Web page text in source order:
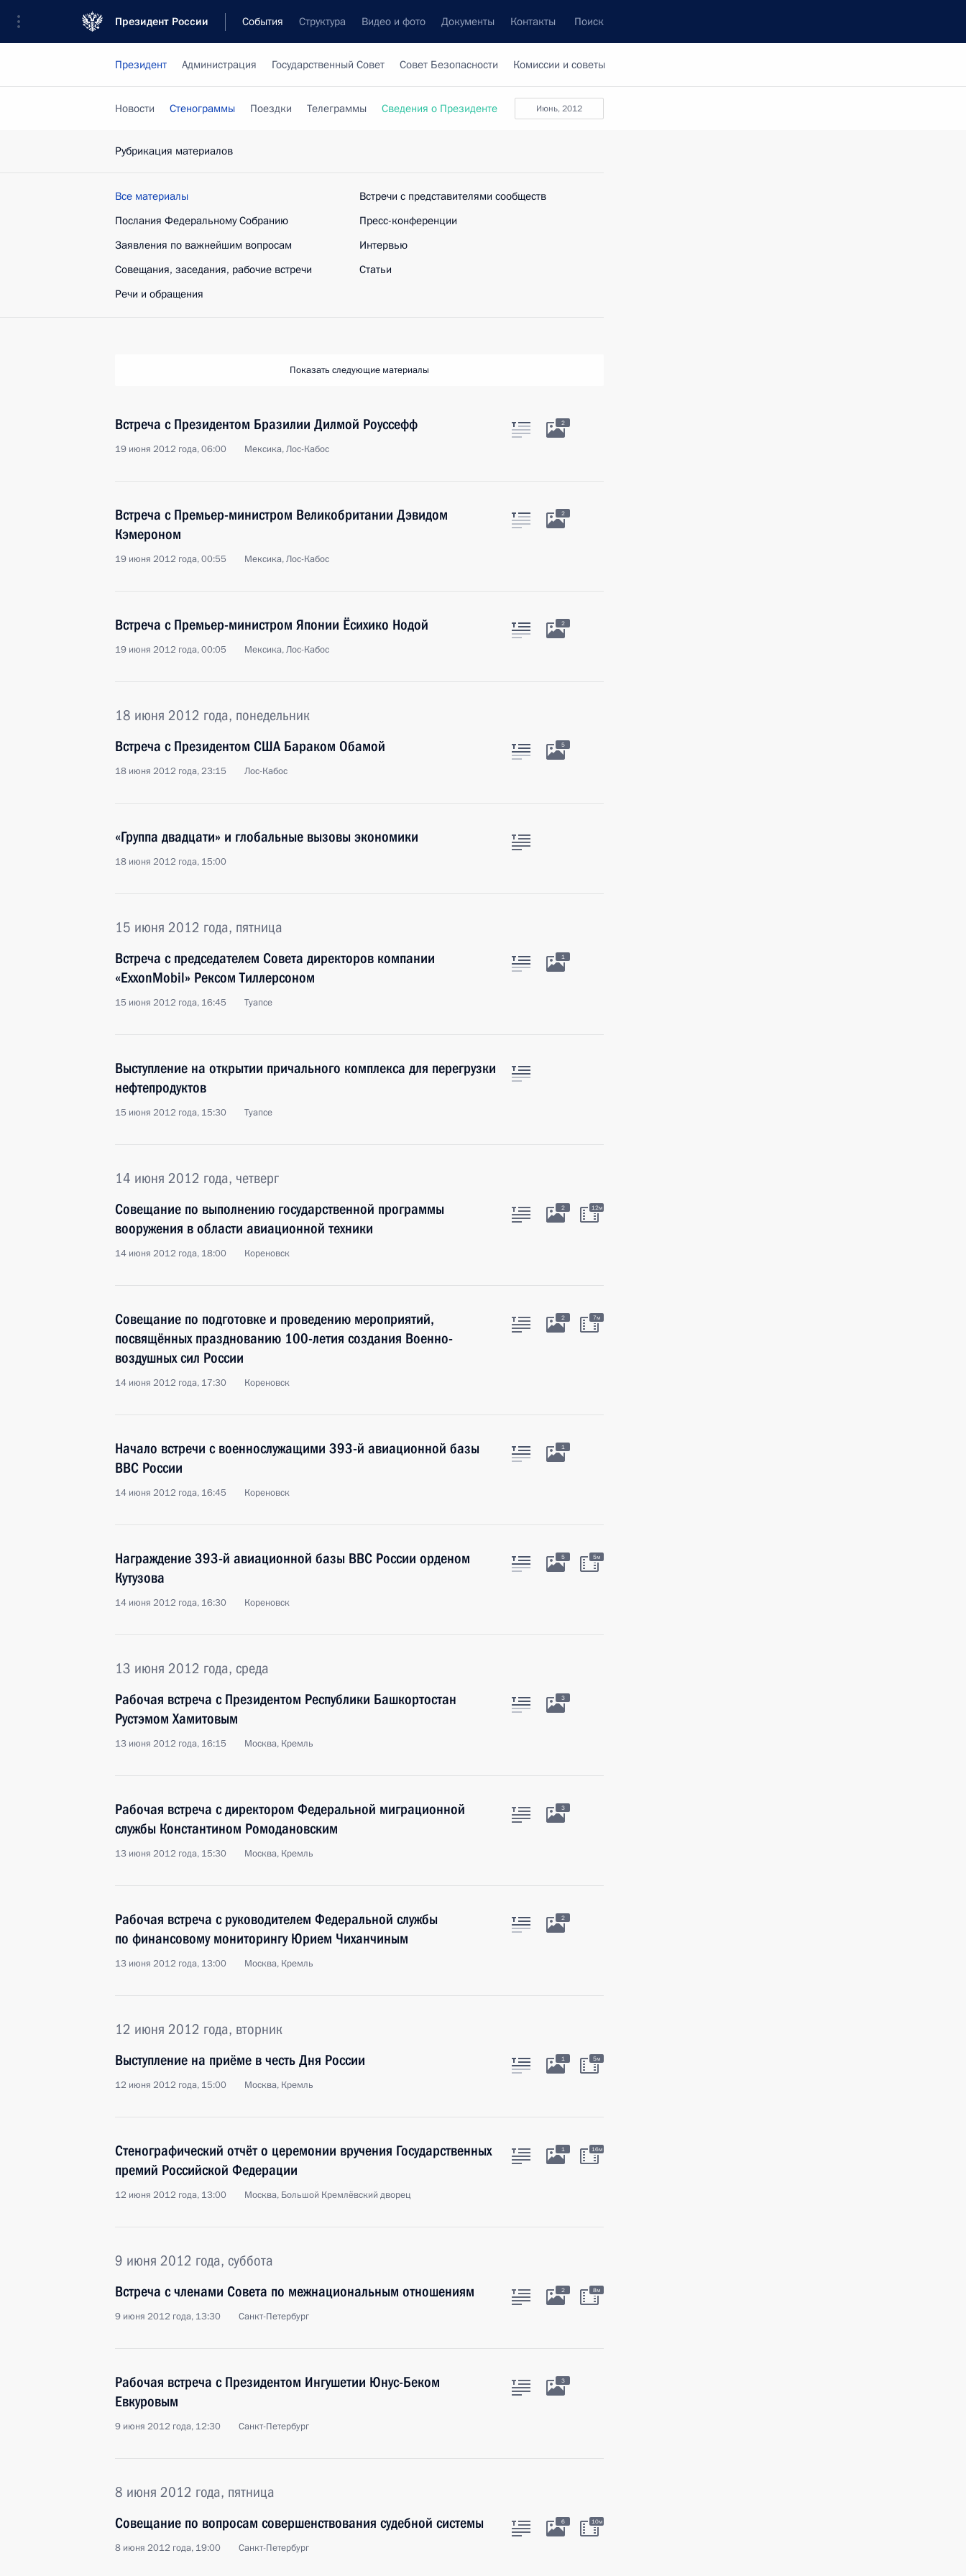
Президент России События Структура Видео и фото Документы Контакты Поиск
Президент Администрация Государственный Совет Совет Безопасности Комиссии и советы
июнь, 2012
Новости Стенограммы Поездки Телеграммы Сведения о Президенте
Рубрикация материалов
Все материалы
Послания Федеральному Собранию
Заявления по важнейшим вопросам
Совещания, заседания, рабочие встречи
Речи и обращения
Встречи с представителями сообществ
Пресс-конференции
Интервью
Статьи
Показать следующие материалы
Встреча с Президентом Бразилии Дилмой Роуссефф
19 июня 2012 года, 06:00 Мексика, Лос-Кабос
2
Встреча с Премьер-министром Великобритании Дэвидом
Кэмероном
19 июня 2012 года, 00:55 Мексика, Лос-Кабос
2
Встреча с Премьер-министром Японии Ёсихико Нодой
19 июня 2012 года, 00:05 Мексика, Лос-Кабос
2
18 июня 2012 года, понедельник
Встреча с Президентом США Бараком Обамой
18 июня 2012 года, 23:15 Лос-Кабос
5
«Группа двадцати» и глобальные вызовы экономики
18 июня 2012 года, 15:00
15 июня 2012 года, пятница
Встреча с председателем Совета директоров компании
«ExxonMobil» Рексом Тиллерсоном
15 июня 2012 года, 16:45 Туапсе
1
Выступление на открытии причального комплекса для перегрузки
нефтепродуктов
15 июня 2012 года, 15:30 Туапсе
14 июня 2012 года, четверг
Совещание по выполнению государственной программы
вооружения в области авиационной техники
14 июня 2012 года, 18:00 Кореновск
2 12м
Совещание по подготовке и проведению мероприятий,
посвящённых празднованию 100-летия создания Военно-
воздушных сил России
14 июня 2012 года, 17:30 Кореновск
2 7м
Начало встречи с военнослужащими 393-й авиационной базы
ВВС России
14 июня 2012 года, 16:45 Кореновск
1
Награждение 393-й авиационной базы ВВС России орденом
Кутузова
14 июня 2012 года, 16:30 Кореновск
5 5м
13 июня 2012 года, среда
Рабочая встреча с Президентом Республики Башкортостан
Рустэмом Хамитовым
13 июня 2012 года, 16:15 Москва, Кремль
3
Рабочая встреча с директором Федеральной миграционной
службы Константином Ромодановским
13 июня 2012 года, 15:30 Москва, Кремль
3
Рабочая встреча с руководителем Федеральной службы
по финансовому мониторингу Юрием Чиханчиным
13 июня 2012 года, 13:00 Москва, Кремль
2
12 июня 2012 года, вторник
Выступление на приёме в честь Дня России
12 июня 2012 года, 15:00 Москва, Кремль
1 5м
Стенографический отчёт о церемонии вручения Государственных
премий Российской Федерации
12 июня 2012 года, 13:00 Москва, Большой Кремлёвский дворец
1 16м
9 июня 2012 года, суббота
Встреча с членами Совета по межнациональным отношениям
9 июня 2012 года, 13:30 Санкт-Петербург
2 8м
Рабочая встреча с Президентом Ингушетии Юнус-Беком
Евкуровым
9 июня 2012 года, 12:30 Санкт-Петербург
3
8 июня 2012 года, пятница
Совещание по вопросам совершенствования судебной системы
8 июня 2012 года, 19:00 Санкт-Петербург
6 10м